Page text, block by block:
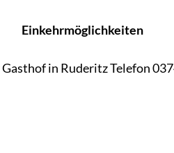
Einkehrmöglichkeiten
in Ruderitz Telefon